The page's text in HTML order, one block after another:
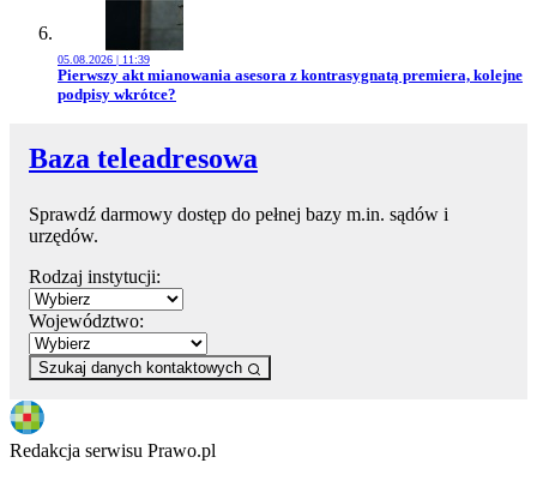
05.08.2026 | 11:39
Przejdź do artykułu:
Pierwszy akt mianowania asesora z kontrasygnatą premiera, kolejne
podpisy wkrótce?
Baza teleadresowa
Sprawdź darmowy dostęp do pełnej bazy m.in. sądów i
urzędów.
Rodzaj instytucji:
Województwo:
Szukaj danych kontaktowych
Redakcja serwisu Prawo.pl